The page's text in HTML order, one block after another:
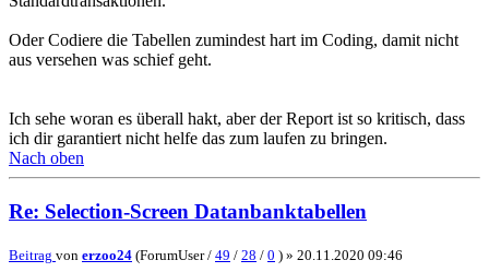
Oder Codiere die Tabellen zumindest hart im Coding, damit nicht
aus versehen was schief geht.
Ich sehe woran es überall hakt, aber der Report ist so kritisch, dass
ich dir garantiert nicht helfe das zum laufen zu bringen.
Nach oben
Re: Selection-Screen Datanbanktabellen
Beitrag von erzoo24 (ForumUser / 49 / 28 / 0 ) » 20.11.2020 09:46